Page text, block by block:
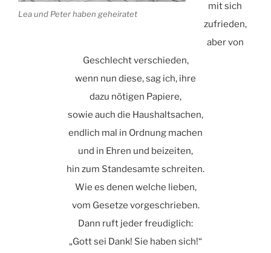
Lea und Peter haben geheiratet
mit sich
zufrieden,
aber von
Geschlecht verschieden,
wenn nun diese, sag ich, ihre
dazu nötigen Papiere,
sowie auch die Haushaltsachen,
endlich mal in Ordnung machen
und in Ehren und beizeiten,
hin zum Standesamte schreiten.
Wie es denen welche lieben,
vom Gesetze vorgeschrieben.
Dann ruft jeder freudiglich:
„Gott sei Dank! Sie haben sich!“